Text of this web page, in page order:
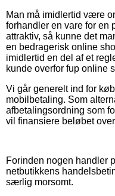
Man må imidlertid være
forhandler en vare for en
attraktiv, så kunne det
en bedragerisk online
imidlertid en del af et
kunde overfor fup online
Vi går generelt ind for
mobilbetaling. Som
afbetalingsordning som
vil finansiere beløbet
Forinden nogen handler
netbutikkens
særlig morsomt.